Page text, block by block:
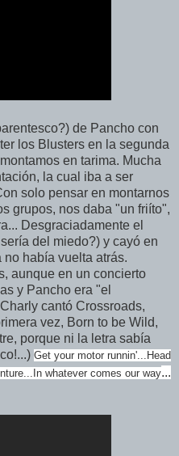
de Pancho con
los Blusters en la segunda
en tarima. Mucha
la cual iba a ser
solo pensar en montarnos
grupos, nos daba "un friíto",
Desgraciadamente el
del miedo?) y cayó en
no había vuelta atrás.
aunque en un concierto
y Pancho era "el
cantó Crossroads,
vez, Born to be Wild,
porque ni la letra sabía
Get your motor runnin'...
Head
In whatever comes our way...